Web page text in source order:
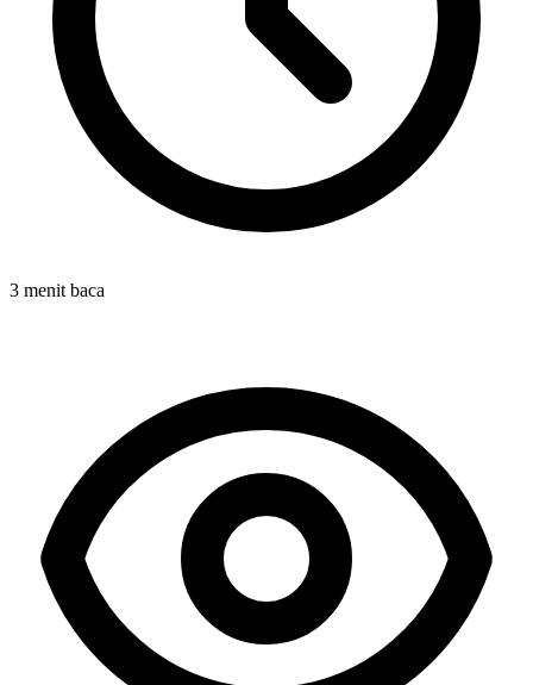
3 menit baca